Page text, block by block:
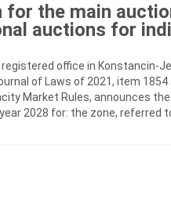
for the main
auctions for
office in Konstancin-
of Laws of 2021, item
Market Rules, announces
2028 for: the zone, referred to